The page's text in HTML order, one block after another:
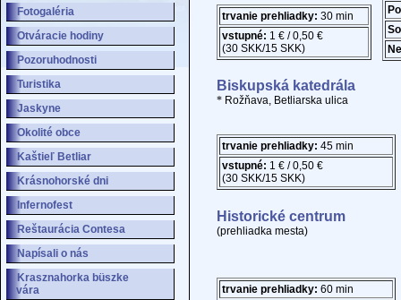
Fotogaléria
Otváracie hodiny
Pozoruhodnosti
Turistika
Jaskyne
Okolité obce
Kaštieľ Betliar
Krásnohorské dni
Infernofest
Reštaurácia Contesa
Napísali o nás
Krasznahorka büszke
vára
trvanie prehliadky: 30 min
vstupné: 1 € / 0,50 €
(30 SKK/15 SKK)
Biskupská katedrála
* Rožňava, Betliarska ulica
trvanie prehliadky: 45 min
vstupné: 1 € / 0,50 €
(30 SKK/15 SKK)
Historické centrum
(prehliadka mesta)
trvanie prehliadky: 60 min